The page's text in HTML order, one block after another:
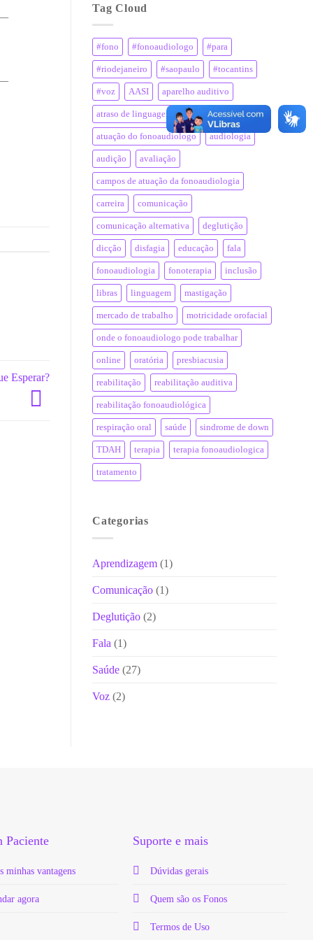
Esperar?
Tag Cloud
#fono #fonoaudiologo #para
#riodejaneiro #saopaulo #tocantins
#voz AASI aparelho auditivo
atraso de linguagem
atuação do fonoaudiologo audiologia
audição avaliação
campos de atuação da fonoaudiologia
carreira comunicação
comunicação alternativa deglutição
dicção disfagia educação fala
fonoaudiologia fonoterapia inclusão
libras linguagem mastigação
mercado de trabalho motricidade orofacial
onde o fonoaudiologo pode trabalhar
online oratória presbiacusia
reabilitação reabilitação auditiva
reabilitação fonoaudiológica
respiração oral saúde sindrome de down
TDAH terapia terapia fonoaudiologica
tratamento
Categorias
Aprendizagem (1)
Comunicação (1)
Deglutição (2)
Fala (1)
Saúde (27)
Voz (2)
Paciente
minhas vantagens
agora
Suporte e mais
Dúvidas gerais
Quem são os Fonos
Termos de Uso